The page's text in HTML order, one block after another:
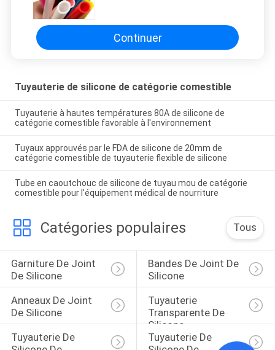
Continuer
Tuyauterie de silicone de catégorie comestible
Tuyauterie à hautes températures 80A de silicone de
catégorie comestible favorable à l'environnement
Tuyaux approuvés par le FDA de silicone de 20mm de
catégorie comestible de tuyauterie flexible de silicone
Tube en caoutchouc de silicone de tuyau mou de catégorie
comestible pour l'équipement médical de nourriture
Catégories populaires Tous
Garniture De Joint
De Silicone
Bandes De Joint De
Silicone
Anneaux De Joint
De Silicone
Tuyauterie
Transparente De
Silicone
Tuyauterie De
Tuyauterie De